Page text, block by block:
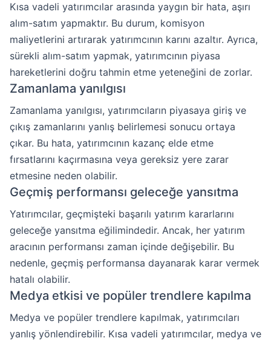
Kısa vadeli yatırımcılar arasında yaygın bir hata, aşırı
alım-satım yapmaktır. Bu durum, komisyon
maliyetlerini artırarak yatırımcının karını azaltır. Ayrıca,
sürekli alım-satım yapmak, yatırımcının piyasa
hareketlerini doğru tahmin etme yeteneğini de zorlar.
Zamanlama yanılgısı
Zamanlama yanılgısı, yatırımcıların piyasaya giriş ve
çıkış zamanlarını yanlış belirlemesi sonucu ortaya
çıkar. Bu hata, yatırımcının kazanç elde etme
fırsatlarını kaçırmasına veya gereksiz yere zarar
etmesine neden olabilir.
Geçmiş performansı geleceğe yansıtma
Yatırımcılar, geçmişteki başarılı yatırım kararlarını
geleceğe yansıtma eğilimindedir. Ancak, her yatırım
aracının performansı zaman içinde değişebilir. Bu
nedenle, geçmiş performansa dayanarak karar vermek
hatalı olabilir.
Medya etkisi ve popüler trendlere kapılma
Medya ve popüler trendlere kapılmak, yatırımcıları
yanlış yönlendirebilir. Kısa vadeli yatırımcılar, medya ve